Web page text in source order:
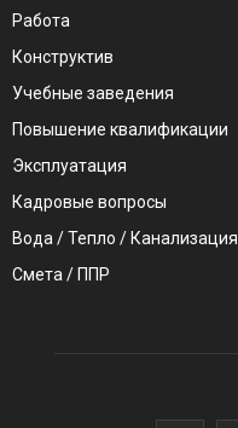
Работа
Конструктив
Учебные заведения
Повышение квалификации
Эксплуатация
Кадровые вопросы
Вода / Тепло / Канализация
Смета / ППР